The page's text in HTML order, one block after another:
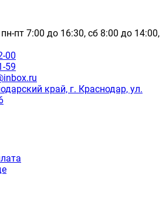
пт 7:00 до 16:30, сб 8:00 до 14:00,
00
59
край, г. Краснодар, ул.